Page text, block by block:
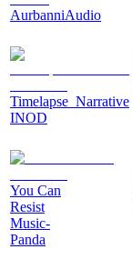
AurbanniAudio
Timelapse_Narrative
INOD
You Can
Resist
Music-
Panda